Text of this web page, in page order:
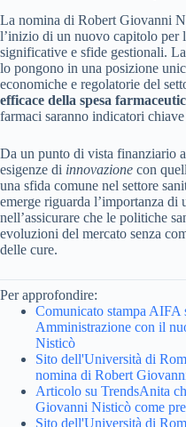
La nomina di Robert Giovanni
l’inizio di un nuovo capitolo per
significative e sfide gestionali.
lo pongono in una posizione
economiche e regolatorie del
efficace della spesa
farmaci saranno indicatori chiave
Da un punto di vista finanziario
esigenze di innovazione con
una sfida comune nel settore
emerge riguarda l’importanza di
nell’assicurare che le politiche
evoluzioni del mercato senza
delle cure.
Per approfondire:
Comunicato stampa
Amministrazione con il
Nisticò
Sito dell'Università di
nomina di Robert
Articolo su TrendsAnita
Giovanni Nisticò come
Sito dell'Università di